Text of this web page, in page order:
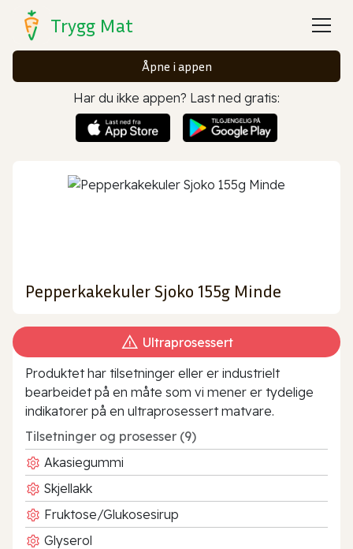
Trygg Mat
Åpne i appen
Har du ikke appen? Last ned gratis:
Pepperkakekuler Sjoko 155g Minde
Ultraprosessert
Produktet har tilsetninger eller er industrielt
bearbeidet på en måte som vi mener er tydelige
indikatorer på en ultraprosessert matvare.
Tilsetninger og prosesser (9)
Akasiegummi
Skjellakk
Fruktose/Glukosesirup
Glyserol